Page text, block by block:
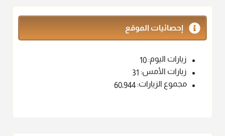
إحصائيات الموقع
زيارات اليوم: 10
زيارات الأمس: 31
مجموع الزيارات: 60٬944